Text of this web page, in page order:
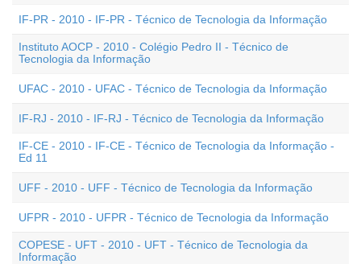
IF-PR - 2010 - IF-PR - Técnico de Tecnologia da Informação
Instituto AOCP - 2010 - Colégio Pedro II - Técnico de
Tecnologia da Informação
UFAC - 2010 - UFAC - Técnico de Tecnologia da Informação
IF-RJ - 2010 - IF-RJ - Técnico de Tecnologia da Informação
IF-CE - 2010 - IF-CE - Técnico de Tecnologia da Informação -
Ed 11
UFF - 2010 - UFF - Técnico de Tecnologia da Informação
UFPR - 2010 - UFPR - Técnico de Tecnologia da Informação
COPESE - UFT - 2010 - UFT - Técnico de Tecnologia da
Informação